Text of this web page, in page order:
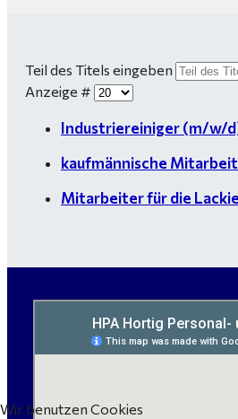
Teil des Titels eingeben
Anzeige #
Industriereiniger (m/w/
kaufmännische
Mitarbeiter für die
Wir benutzen Cookies